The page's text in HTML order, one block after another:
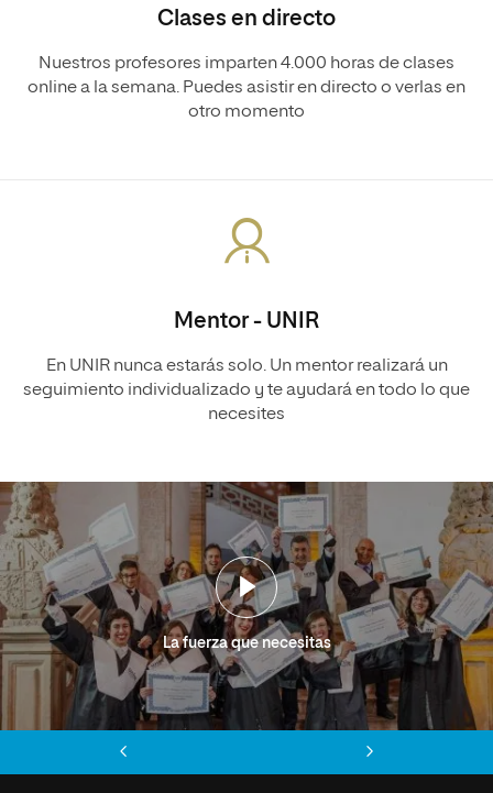
Clases en directo
Nuestros profesores imparten 4.000 horas de clases
online a la semana. Puedes asistir en directo o verlas en
otro momento
Mentor - UNIR
En UNIR nunca estarás solo. Un mentor realizará un
seguimiento individualizado y te ayudará en todo lo que
necesites
La fuerza que necesitas